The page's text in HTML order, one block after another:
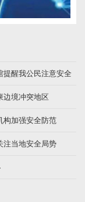
提醒我公民注意安全
边境冲突地区
构加强安全防范
注当地安全局势